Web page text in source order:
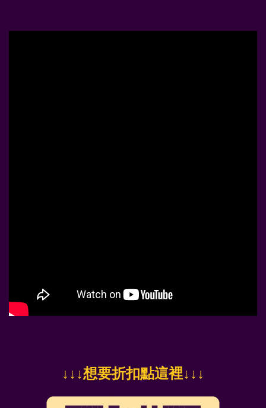
↓ ↓↓想要折扣點這裡↓↓↓